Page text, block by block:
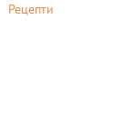
Рецепти